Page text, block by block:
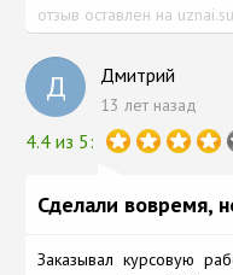
отзыв оставлен на uznai.su
Д Дмитрий
13 лет назад
4.4 из 5:
Сделали вовремя,
Заказывал курсовую